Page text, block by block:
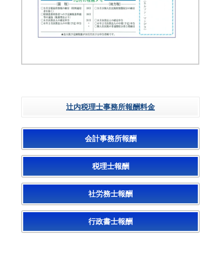
辻内税理士事務所報酬料金
会計事務所報酬
税理士報酬
社労務士報酬
行政書士報酬